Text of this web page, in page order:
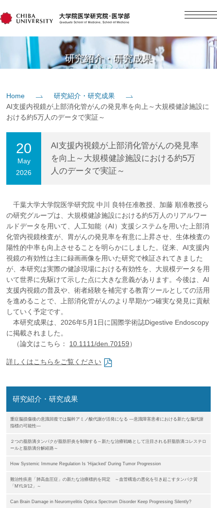
日本語
教育
入学案内
社会貢献
企業の方大学院志望の方 医学部志望の方卒業生の方在学生・教員の方
お問い合わせ交通アクセス
研究紹介・研究成果
Home
研究紹介・研究成果
AI支援内視鏡が上部消化管がんの発見率を向上～大規模健診施設に
おける約5万人のデータで実証～
20
May
2026
AI支援内視鏡が上部消化管がんの発見率
を向上～大規模健診施設における約5万
人のデータで実証～
千葉大学大学院医学研究院 中川 良特任准教授、加藤 順准教授ら
の研究グループは、大規模健診施設における約5万人のリアルワー
ルドデータを用いて、人工知能（AI）支援システムを用いた上部消
化管内視鏡検査が、胃がんの発見率を有意に上昇させ、生体検査の
陽性的中率も向上させることを明らかにしました。従来、AI支援内
視鏡の有効性は主に録画画像を用いた研究で検証されてきました
が、本研究は実際の健診現場における有効性を、大規模データを用
いて世界に先駆けて示した点に大きな意義があります。今後は、AI
支援内視鏡の普及や、術者経験を補完する教育ツールとしての活用
を進めることで、上部消化管がんのより早期かつ確実な発見に貢献
していく予定です。
本研究成果は、2026年5月1日に国際学術誌Digestive Endoscopy
に掲載されました。
（論文はこちら： 10.1111/den.70159）
詳しくはこちらをご覧ください
研究紹介・研究成果
重症脳損傷後の意識回復では脳幹アミノ酸代謝が活発になる ―意識障害患者における新たな脳代謝
指標の可能性―
２つの脂肪滴タンパクが脂肪肝炎を制御する～新たな治療戦略として注目される肝脂肪滴コレステロ
ールと脂肪滴分解経路～
How Systemic Immune Regulation Is ‘Hijacked’ During Tumor Progression
難治性疾患「肺高血圧症」の新たな治療標的を同定 ～血管構造の悪化を引き起こすタンパク質
「MYL9/12」～
Can Brain Damage in Neuromyelitis Optica Spectrum Disorder Keep Progressing Silently?